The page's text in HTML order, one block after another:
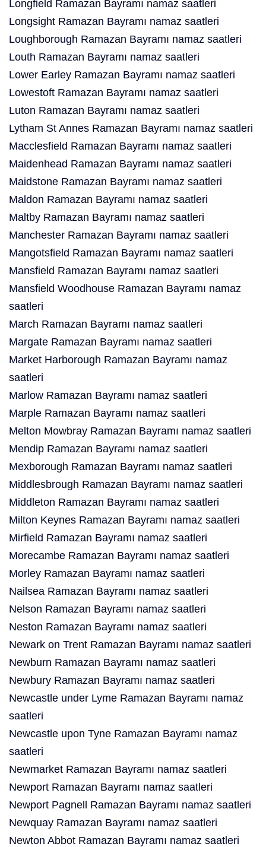
Longfield Ramazan Bayramı namaz saatleri
Longsight Ramazan Bayramı namaz saatleri
Loughborough Ramazan Bayramı namaz saatleri
Louth Ramazan Bayramı namaz saatleri
Lower Earley Ramazan Bayramı namaz saatleri
Lowestoft Ramazan Bayramı namaz saatleri
Luton Ramazan Bayramı namaz saatleri
Lytham St Annes Ramazan Bayramı namaz saatleri
Macclesfield Ramazan Bayramı namaz saatleri
Maidenhead Ramazan Bayramı namaz saatleri
Maidstone Ramazan Bayramı namaz saatleri
Maldon Ramazan Bayramı namaz saatleri
Maltby Ramazan Bayramı namaz saatleri
Manchester Ramazan Bayramı namaz saatleri
Mangotsfield Ramazan Bayramı namaz saatleri
Mansfield Ramazan Bayramı namaz saatleri
Mansfield Woodhouse Ramazan Bayramı namaz
saatleri
March Ramazan Bayramı namaz saatleri
Margate Ramazan Bayramı namaz saatleri
Market Harborough Ramazan Bayramı namaz
saatleri
Marlow Ramazan Bayramı namaz saatleri
Marple Ramazan Bayramı namaz saatleri
Melton Mowbray Ramazan Bayramı namaz saatleri
Mendip Ramazan Bayramı namaz saatleri
Mexborough Ramazan Bayramı namaz saatleri
Middlesbrough Ramazan Bayramı namaz saatleri
Middleton Ramazan Bayramı namaz saatleri
Milton Keynes Ramazan Bayramı namaz saatleri
Mirfield Ramazan Bayramı namaz saatleri
Morecambe Ramazan Bayramı namaz saatleri
Morley Ramazan Bayramı namaz saatleri
Nailsea Ramazan Bayramı namaz saatleri
Nelson Ramazan Bayramı namaz saatleri
Neston Ramazan Bayramı namaz saatleri
Newark on Trent Ramazan Bayramı namaz saatleri
Newburn Ramazan Bayramı namaz saatleri
Newbury Ramazan Bayramı namaz saatleri
Newcastle under Lyme Ramazan Bayramı namaz
saatleri
Newcastle upon Tyne Ramazan Bayramı namaz
saatleri
Newmarket Ramazan Bayramı namaz saatleri
Newport Ramazan Bayramı namaz saatleri
Newport Pagnell Ramazan Bayramı namaz saatleri
Newquay Ramazan Bayramı namaz saatleri
Newton Abbot Ramazan Bayramı namaz saatleri